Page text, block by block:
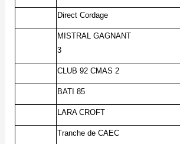
Direct Cordage
MISTRAL GAGNANT
3
CLUB 92 CMAS 2
BATI 85
LARA CROFT
Tranche de CAEC